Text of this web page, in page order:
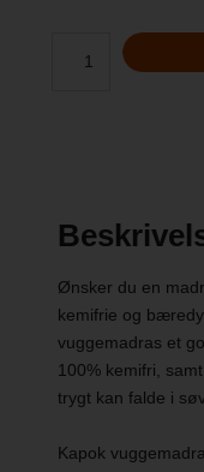
Ønsker du en
kemifrie og
vuggemadras et
100% kemifri,
trygt kan falde i
Kapok